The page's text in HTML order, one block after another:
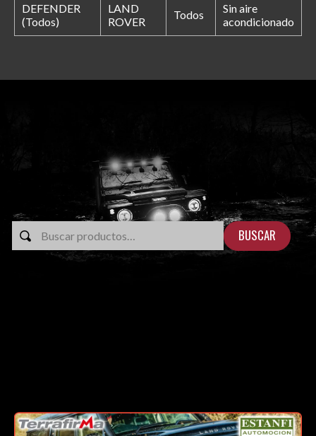
DEFENDER
(Todos)
LAND
ROVER
Todos
Sin aire
acondicionado
BUSCAR